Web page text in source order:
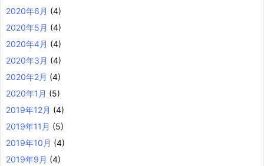
2020年6月 (4)
2020年5月 (4)
2020年4月 (4)
2020年3月 (4)
2020年2月 (4)
2020年1月 (5)
2019年12月 (4)
2019年11月 (5)
2019年10月 (4)
2019年9月 (4)